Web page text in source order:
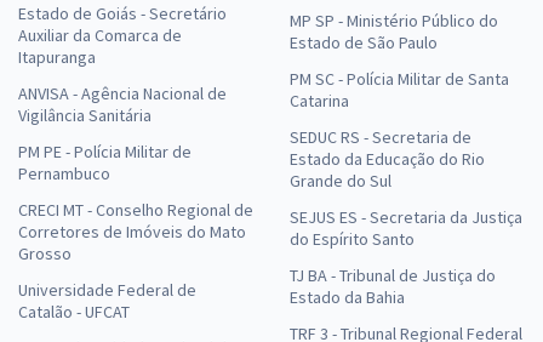
Estado de Goiás - Secretário
Auxiliar da Comarca de
Itapuranga
ANVISA - Agência Nacional de
Vigilância Sanitária
PM PE - Polícia Militar de
Pernambuco
CRECI MT - Conselho Regional de
Corretores de Imóveis do Mato
Grosso
Universidade Federal de
Catalão - UFCAT
MP SP - Ministério Público do
Estado de São Paulo
PM SC - Polícia Militar de Santa
Catarina
SEDUC RS - Secretaria de
Estado da Educação do Rio
Grande do Sul
SEJUS ES - Secretaria da Justiça
do Espírito Santo
TJ BA - Tribunal de Justiça do
Estado da Bahia
TRF 3 - Tribunal Regional Federal